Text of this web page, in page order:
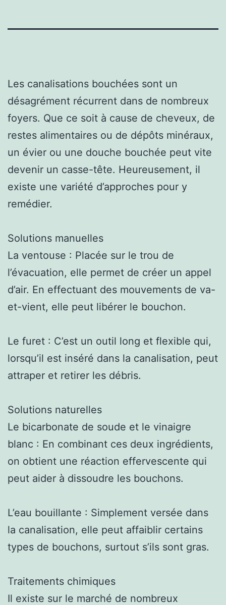
Les canalisations bouchées sont un
désagrément récurrent dans de nombreux
foyers. Que ce soit à cause de cheveux, de
restes alimentaires ou de dépôts minéraux,
un évier ou une douche bouchée peut vite
devenir un casse-tête. Heureusement, il
existe une variété d’approches pour y
remédier.
Solutions manuelles
La ventouse : Placée sur le trou de
l’évacuation, elle permet de créer un appel
d’air. En effectuant des mouvements de va-
et-vient, elle peut libérer le bouchon.
Le furet : C’est un outil long et flexible qui,
lorsqu’il est inséré dans la canalisation, peut
attraper et retirer les débris.
Solutions naturelles
Le bicarbonate de soude et le vinaigre
blanc : En combinant ces deux ingrédients,
on obtient une réaction effervescente qui
peut aider à dissoudre les bouchons.
L’eau bouillante : Simplement versée dans
la canalisation, elle peut affaiblir certains
types de bouchons, surtout s’ils sont gras.
Traitements chimiques
Il existe sur le marché de nombreux